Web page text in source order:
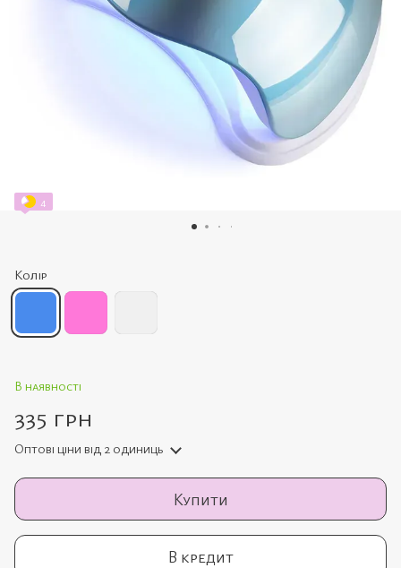
4
Колір
В наявності
335 грн
Оптові ціни від 2 одиниць
Купити
В кредит